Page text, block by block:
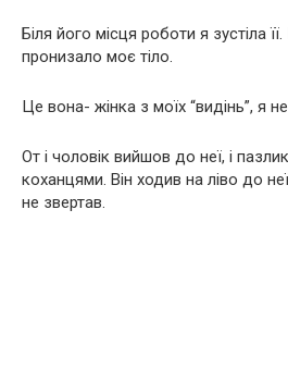
Біля його місця роботи я зустіла
пронизало моє тіло.
Це вона- жінка з моїх “видінь”, я
От і чоловік вийшов до неї, і
коханцями. Він ходив на ліво до
не звертав.